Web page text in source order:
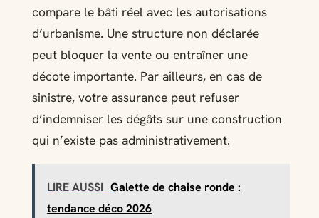
compare le bâti réel avec les autorisations
d’urbanisme. Une structure non déclarée
peut bloquer la vente ou entraîner une
décote importante. Par ailleurs, en cas de
sinistre, votre assurance peut refuser
d’indemniser les dégâts sur une construction
qui n’existe pas administrativement.
LIRE AUSSI Galette de chaise ronde :
tendance déco 2026